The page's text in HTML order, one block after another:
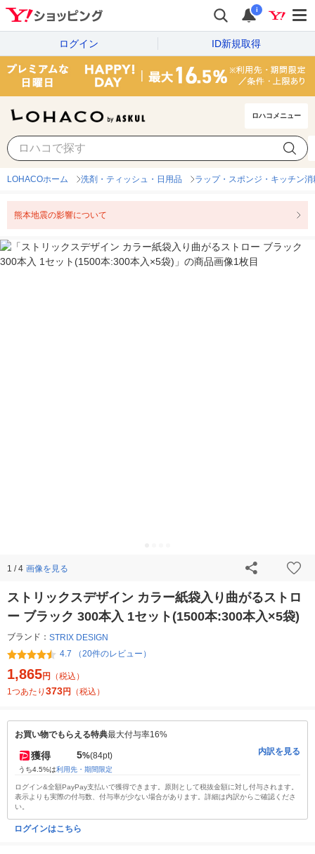
i
ログイン ID新規取得
ロハコメニュー
LOHACOホーム 洗剤・ティッシュ・日用品 ラップ・スポンジ・キッチン消
熊本地震の影響について
1 / 4 画像を見る
ストリックスデザイン カラー紙袋入り曲がるストロ
ー ブラック 300本入 1セット(1500本:300本入×5袋)
ブランド： STRIX DESIGN
4.7 （20件のレビュー）
1,865円
（税込）
1つあたり 373円 （税込）
お買い物でもらえる特典最大付与率16%
獲得 5%(84pt)
うち4.5%は利用先・期間限定
内訳を見る
ログイン&全額PayPay支払いで獲得できます。原則として税抜金額に対し付与されます。
表示よりも実際の付与数、付与率が少ない場合があります。詳細は内訳からご確認くださ
い。
ログインはこちら